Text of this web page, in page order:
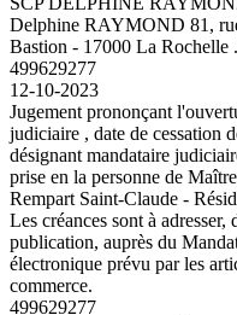
Delphine RAYMOND 81,
Bastion - 17000 La Rochelle .
499629277
12-10-2023
Jugement prononçant
judiciaire , date de cessation
désignant mandataire
prise en la personne de
Rempart Saint-Claude -
Les créances sont à
publication, auprès du
électronique prévu par les
commerce.
499629277